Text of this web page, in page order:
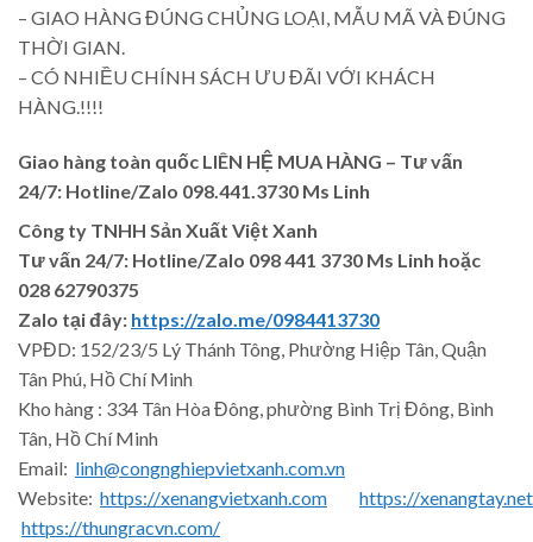
– GIAO HÀNG ĐÚNG CHỦNG LOẠI, MẪU MÃ VÀ ĐÚNG
THỜI GIAN.
– CÓ NHIỀU CHÍNH SÁCH ƯU ĐÃI VỚI KHÁCH
HÀNG.!!!!
Giao hàng toàn quốc LIÊN HỆ MUA HÀNG – Tư vấn
24/7: Hotline/Zalo 098.441.3730 Ms Linh
Công ty TNHH Sản Xuất Việt Xanh
Tư vấn 24/7: Hotline/Zalo 098 441 3730 Ms Linh hoặc
028 62790375
Zalo tại đây: https://zalo.me/0984413730
VPĐD: 152/23/5 Lý Thánh Tông, Phường Hiệp Tân, Quận
Tân Phú, Hồ Chí Minh
Kho hàng : 334 Tân Hòa Đông, phường Bình Trị Đông, Bình
Tân, Hồ Chí Minh
Email: linh@congnghiepvietxanh.com.vn
Website: https://xenangvietxanh.com
https://xenangtay.net
https://thungracvn.com/